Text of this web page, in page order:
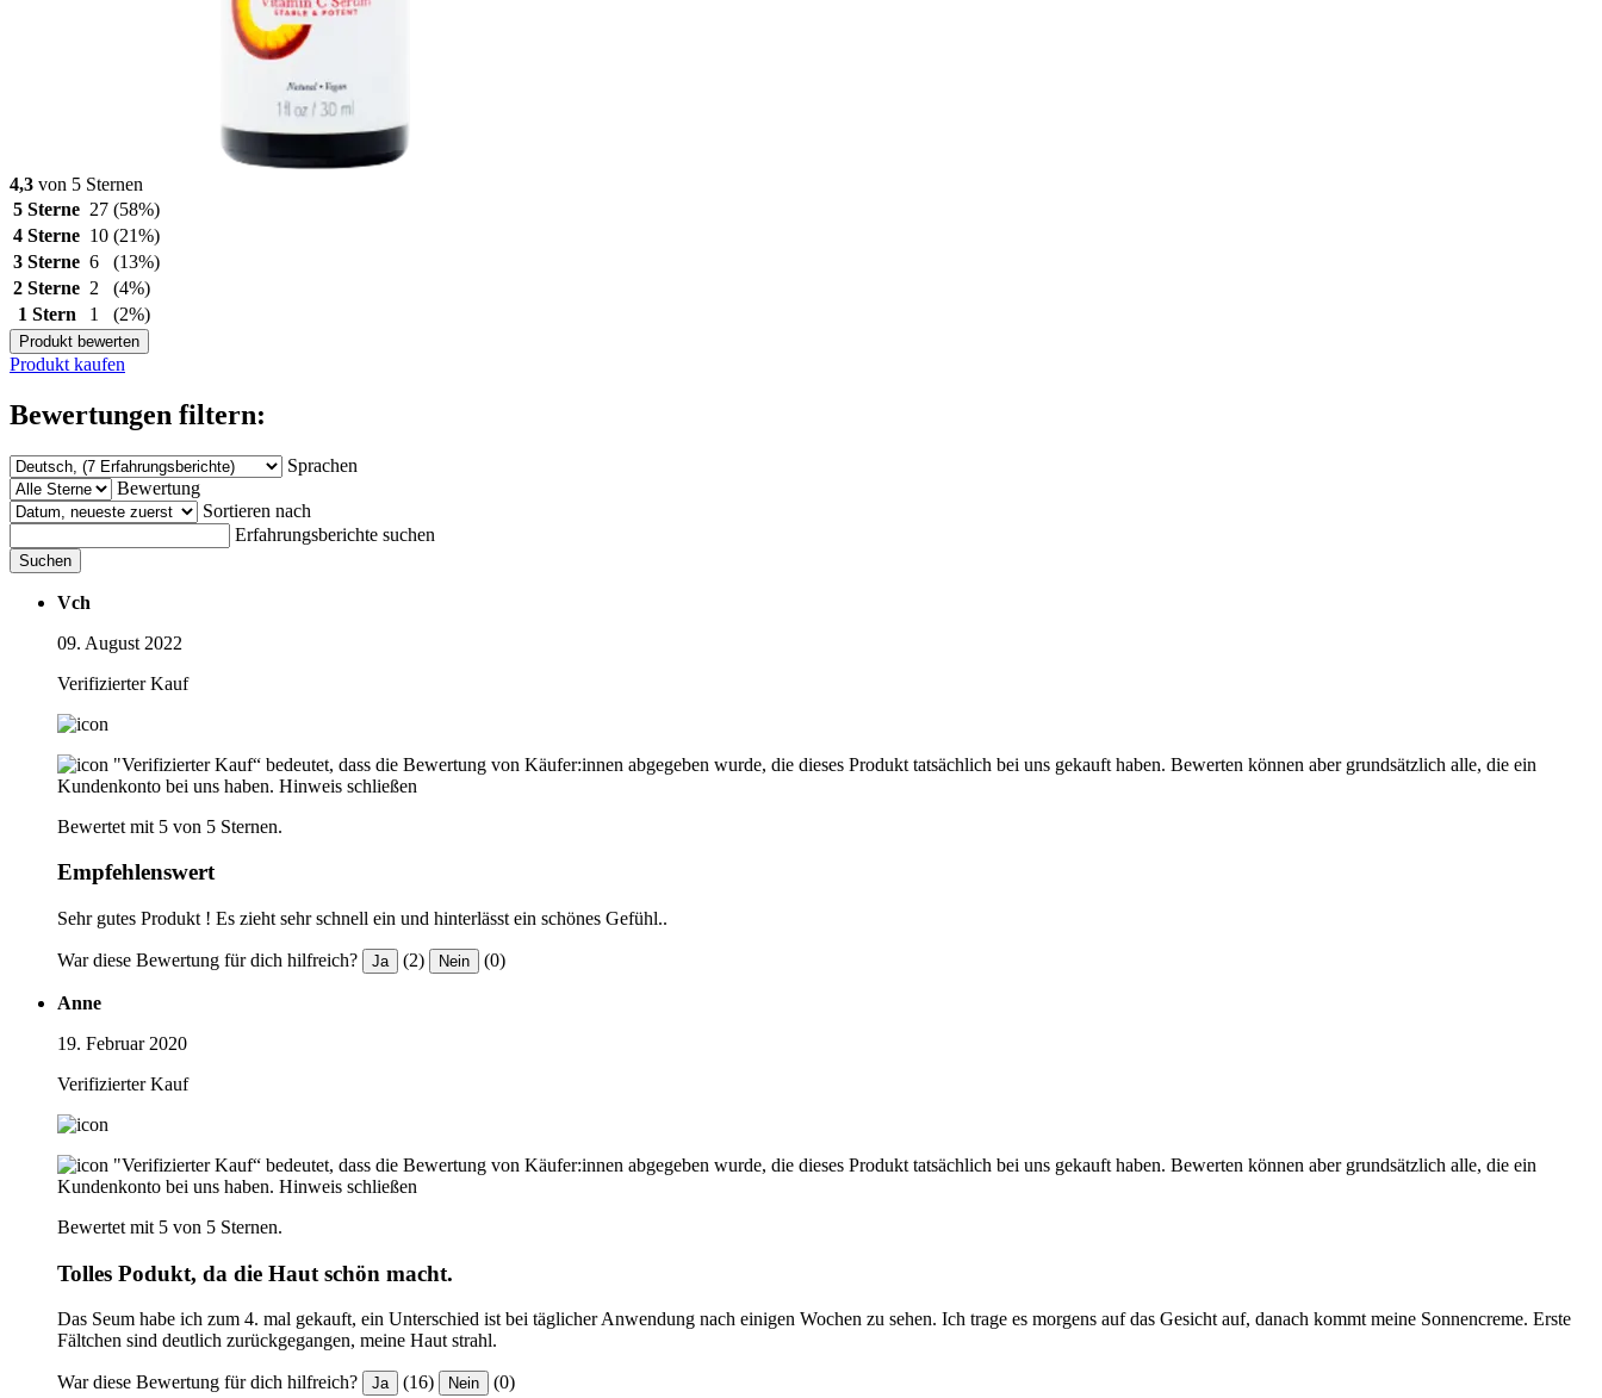
4,3 von 5 Sternen
5 Sterne 27 (58%)
4 Sterne 10 (21%)
3 Sterne 6
(13%)
2 Sterne 2
(4%)
1 Stern
1 (2%)
Produkt bewerten
Produkt kaufen
Bewertungen filtern:
Sprachen
Bewertung
Sortieren nach
Erfahrungsberichte suchen
Suchen
Vch
09. August 2022
Verifizierter Kauf
"Verifizierter Kauf“ bedeutet, dass die Bewertung von Käufer:innen abgegeben wurde, die dieses Produkt tatsächlich bei uns gekauft haben. Bewerten können aber grundsätzlich alle, die ein
Kundenkonto bei uns haben. Hinweis schließen
Bewertet mit 5 von 5 Sternen.
Empfehlenswert
Sehr gutes Produkt ! Es zieht sehr schnell ein und hinterlässt ein schönes Gefühl..
War diese Bewertung für dich hilfreich? Ja (2) Nein (0)
Anne
19. Februar 2020
Verifizierter Kauf
"Verifizierter Kauf“ bedeutet, dass die Bewertung von Käufer:innen abgegeben wurde, die dieses Produkt tatsächlich bei uns gekauft haben. Bewerten können aber grundsätzlich alle, die ein
Kundenkonto bei uns haben. Hinweis schließen
Bewertet mit 5 von 5 Sternen.
Tolles Podukt, da die Haut schön macht.
Das Seum habe ich zum 4. mal gekauft, ein Unterschied ist bei täglicher Anwendung nach einigen Wochen zu sehen. Ich trage es morgens auf das Gesicht auf, danach kommt meine Sonnencreme. Erste
Fältchen sind deutlich zurückgegangen, meine Haut strahl.
War diese Bewertung für dich hilfreich? Ja (16) Nein (0)